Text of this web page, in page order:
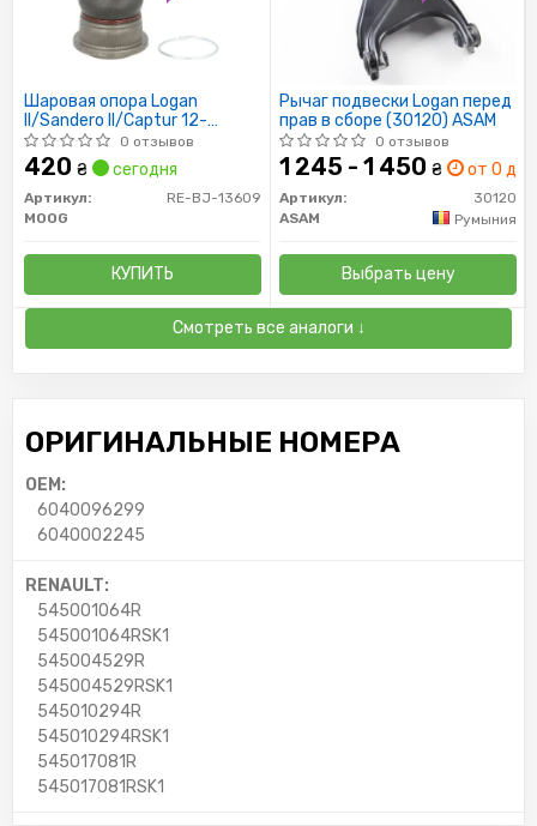
Шаровая опора Logan
II/Sandero II/Captur 12-
(конус 18мм)0 отзывов
420 ₴ сегодня
Артикул:
RE-BJ-13609
MOOG
КУПИТЬ
Рычаг подвески Logan перед
прав в сборе (30120) ASAM
0 отзывов
1 245 - 1 450 ₴ от 0 дн.
Артикул:
30120
ASAM
Румыния
Выбрать цену
Смотреть все аналоги ↓
ОРИГИНАЛЬНЫЕ НОМЕРА
OEM:
6040096299
6040002245
RENAULT:
545001064R
545001064RSK1
545004529R
545004529RSK1
545010294R
545010294RSK1
545017081R
545017081RSK1